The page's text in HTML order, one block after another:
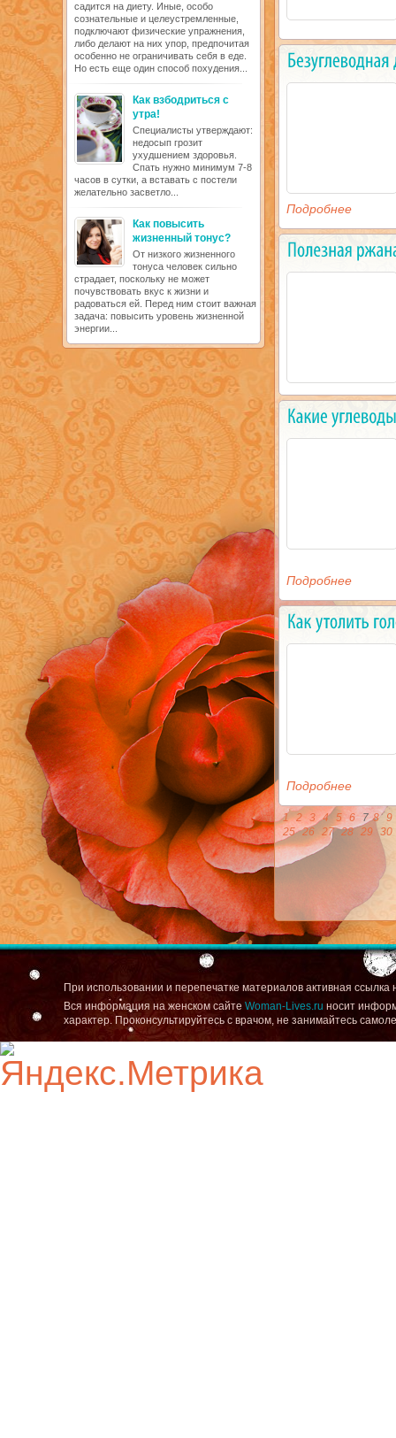
садится на диету. Иные, особо
сознательные и целеустремленные,
подключают физические упражнения,
либо делают на них упор, предпочитая
особенно не ограничивать себя в еде.
Но есть еще один способ похудения...
Как взбодриться с
утра!
Специалисты утверждают:
недосып грозит
ухудшением здоровья.
Спать нужно минимум 7-8
часов в сутки, а вставать с постели
желательно засветло...
Как повысить
жизненный тонус?
От низкого жизненного
тонуса человек сильно
страдает, поскольку не может
почувствовать вкус к жизни и
радоваться ей. Перед ним стоит важная
задача: повысить уровень жизненной
энергии...
Подробнее
Подробнее
Подробнее
1 2 3 4 5 6 7 8 9
25 26 27 28 29 30
При использовании и перепечатке материалов активная ссылка
Вся информация на женском сайте Woman-Lives.ru носит
характер. Проконсультируйтесь с врачом, не занимайтесь